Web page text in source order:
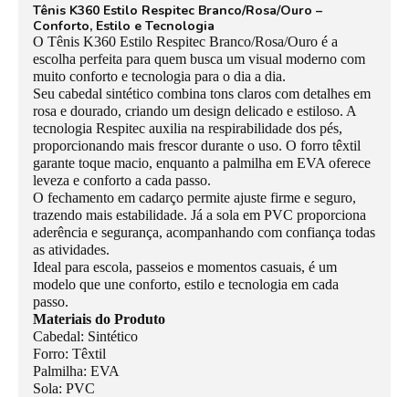
Ouro
Tecnologia
e
Estilo
Ouro
Tecnologia
e
Estilo
Tênis K360 Estilo Respitec Branco/Rosa/Ouro –
Conforto, Estilo e Tecnologia
O Tênis K360 Estilo Respitec Branco/Rosa/Ouro é a
escolha perfeita para quem busca um visual moderno com
muito conforto e tecnologia para o dia a dia.
Seu cabedal sintético combina tons claros com detalhes em
rosa e dourado, criando um design delicado e estiloso. A
tecnologia Respitec auxilia na respirabilidade dos pés,
proporcionando mais frescor durante o uso. O forro têxtil
garante toque macio, enquanto a palmilha em EVA oferece
leveza e conforto a cada passo.
O fechamento em cadarço permite ajuste firme e seguro,
trazendo mais estabilidade. Já a sola em PVC proporciona
aderência e segurança, acompanhando com confiança todas
as atividades.
Ideal para escola, passeios e momentos casuais, é um
modelo que une conforto, estilo e tecnologia em cada
passo.
Materiais do Produto
Cabedal: Sintético
Forro: Têxtil
Palmilha: EVA
Sola: PVC